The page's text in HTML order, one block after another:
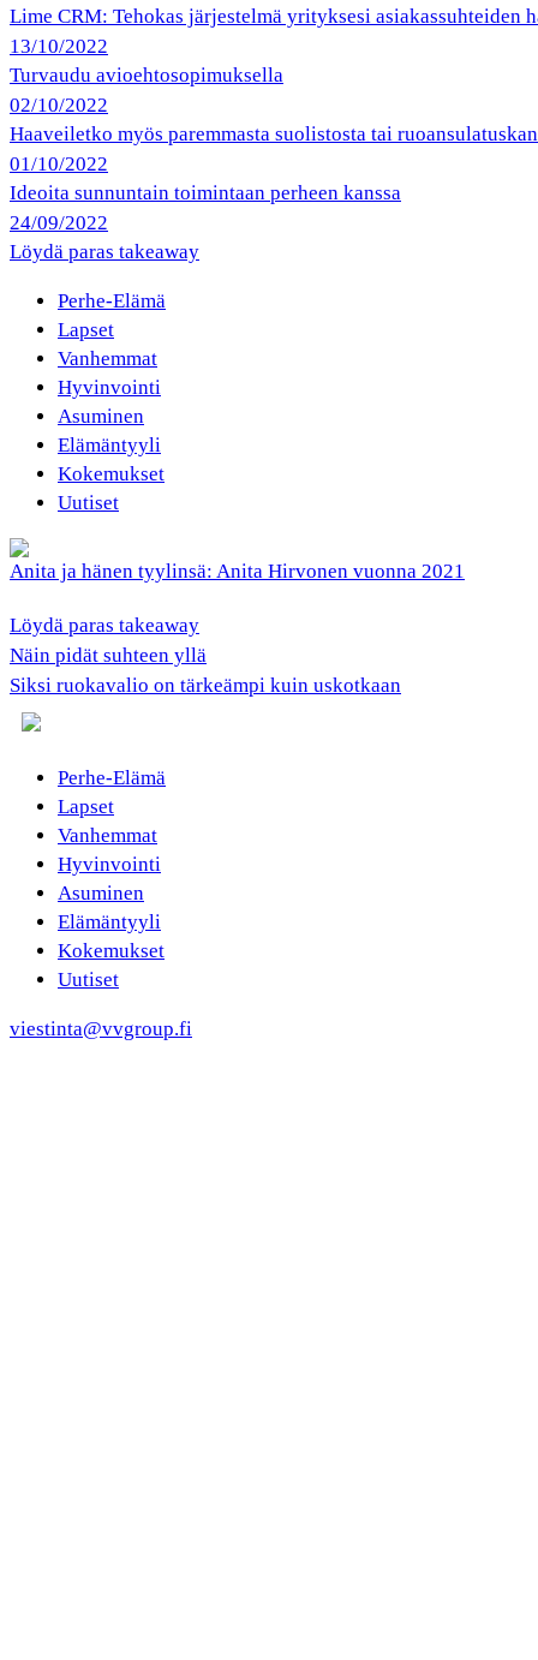
Lime CRM: Tehokas järjestelmä yrityksesi asiakassuhteiden
13/10/2022
Turvaudu avioehtosopimuksella
02/10/2022
Haaveiletko myös paremmasta suolistosta tai
01/10/2022
Ideoita sunnuntain toimintaan perheen kanssa
24/09/2022
Löydä paras takeaway
Perhe-Elämä
Lapset
Vanhemmat
Hyvinvointi
Asuminen
Elämäntyyli
Kokemukset
Uutiset
Anita ja hänen tyylinsä: Anita Hirvonen vuonna 2021
Löydä paras takeaway
Näin pidät suhteen yllä
Siksi ruokavalio on tärkeämpi kuin uskotkaan
Perhe-Elämä
Lapset
Vanhemmat
Hyvinvointi
Asuminen
Elämäntyyli
Kokemukset
Uutiset
viestinta@vvgroup.fi